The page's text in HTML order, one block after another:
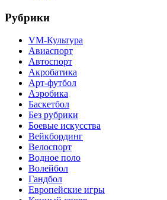
Рубрики
VM-Культура
Авиаспорт
Автоспорт
Акробатика
Арт-футбол
Аэробика
Баскетбол
Без рубрики
Боевые искусства
Вейкбординг
Велоспорт
Водное поло
Волейбол
Гандбол
Европейские игры